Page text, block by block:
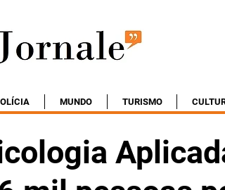
MUNDO TURISMO